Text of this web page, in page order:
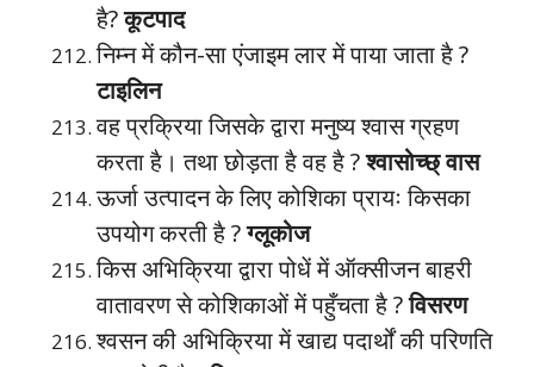
है?कूटपाद
निम्न में कौन-सा एंजाइम लार में पाया जाता है ?
टाइलिन
वह प्रक्रिया जिसके द्वारा मनुष्य श्वास ग्रहण
करता है। तथा छोड़ता है वह है ?श्वासोच्छ् वास
ऊर्जा उत्पादन के लिए कोशिका प्रायः किसका
उपयोग करती है ?ग्लूकोज
किस अभिक्रिया द्वारा पोधें में ऑक्सीजन बाहरी
वातावरण से कोशिकाओं में पहुँचता है ?विसरण
श्वसन की अभिक्रिया में खाद्य पदार्थों की परिणति